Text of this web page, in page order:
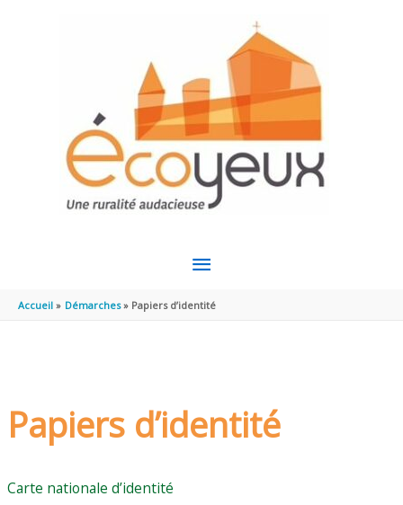
MENU
PRINCIPAL
Accueil Démarches Papiers d’identité
Papiers d’identité
Carte nationale d’identité